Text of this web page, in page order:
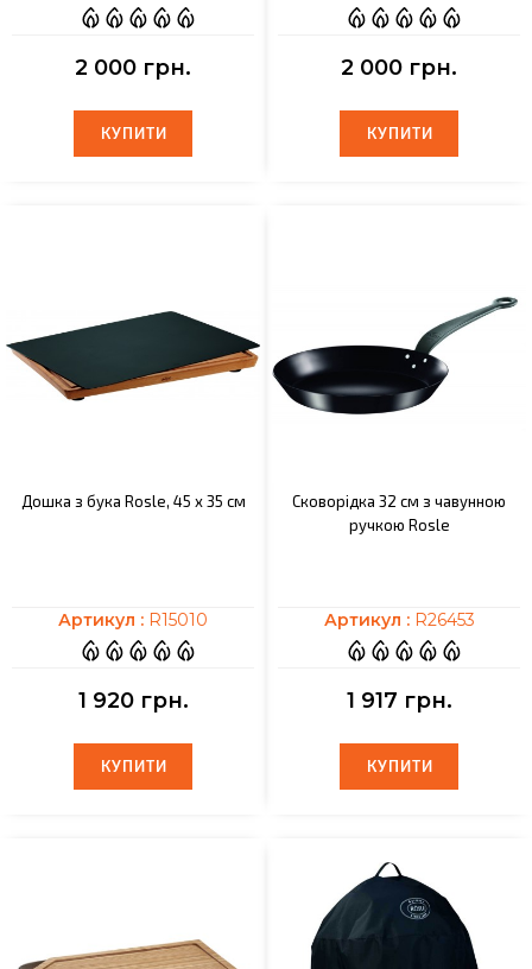
2 000 грн.
КУПИТИ
КУПИТИ
2 000 грн.
КУПИТИ
КУПИТИ
Дошка з бука Rosle, 45 х 35 см
Артикул : R15010
1 920 грн.
КУПИТИ
КУПИТИ
Сковорідка 32 см з чавунною
ручкою Rosle
Артикул : R26453
1 917 грн.
КУПИТИ
КУПИТИ